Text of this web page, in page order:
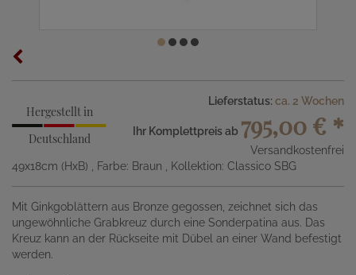
Hergestellt in
Deutschland
Lieferstatus: ca. 2 Wochen
Ihr Komplettpreis ab 795,00 € *
Versandkostenfrei
49x18cm (HxB)
, Farbe: Braun , Kollektion: Classico SBG
Mit Ginkgoblättern aus Bronze gegossen, zeichnet sich das
ungewöhnliche Grabkreuz durch eine Sonderpatina aus. Das
Kreuz kann an der Rückseite mit Dübel an einer Wand befestigt
werden.